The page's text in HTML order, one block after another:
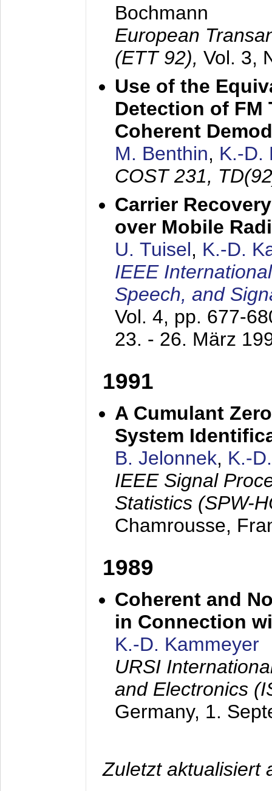
Bochmann
European
(ETT 92), Vol. 3,
Use of the
Detection of FM
Coherent
M. Benthin, K.-D.
COST 231,
Carrier
over Mobile
U. Tuisel, K.-D.
IEEE
Speech, and
Vol. 4, pp. 677-
23. - 26. März
1991
A Cumulant
System
B. Jelonnek, K.-
IEEE Signal
Statistics (SPW-
Chamrousse,
1989
Coherent and
in Connection
K.-D. Kammeyer
URSI
and Electronics
Germany, 1.
Zuletzt aktualisiert